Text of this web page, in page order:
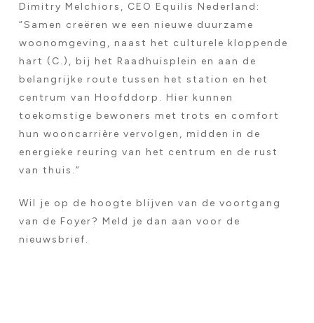
Dimitry Melchiors, CEO Equilis Nederland:
“Samen creëren we een nieuwe duurzame
woonomgeving, naast het culturele kloppende
hart (C.), bij het Raadhuisplein en aan de
belangrijke route tussen het station en het
centrum van Hoofddorp. Hier kunnen
toekomstige bewoners met trots en comfort
hun wooncarrière vervolgen, midden in de
energieke reuring van het centrum en de rust
van thuis.”
Wil je op de hoogte blijven van de voortgang
van de Foyer? Meld je dan aan voor de
nieuwsbrief.